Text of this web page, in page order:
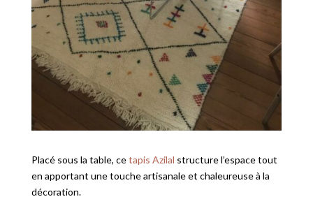
Placé sous la table, cetapis Azilal structure l’espace tout
en apportant une touche artisanale et chaleureuse à la
décoration.